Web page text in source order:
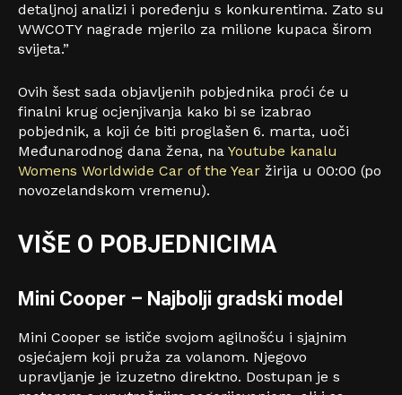
detaljnoj analizi i poređenju s konkurentima. Zato su
WWCOTY nagrade mjerilo za milione kupaca širom
svijeta.”
Ovih šest sada objavljenih pobjednika proći će u
finalni krug ocjenjivanja kako bi se izabrao
pobjednik, a koji će biti proglašen 6. marta, uoči
Međunarodnog dana žena, na Youtube kanalu
Womens Worldwide Car of the Year žirija u 00:00 (po
novozelandskom vremenu).
VIŠE O POBJEDNICIMA
Mini Cooper – Najbolji gradski model
Mini Cooper se ističe svojom agilnošću i sjajnim
osjećajem koji pruža za volanom. Njegovo
upravljanje je izuzetno direktno. Dostupan je s